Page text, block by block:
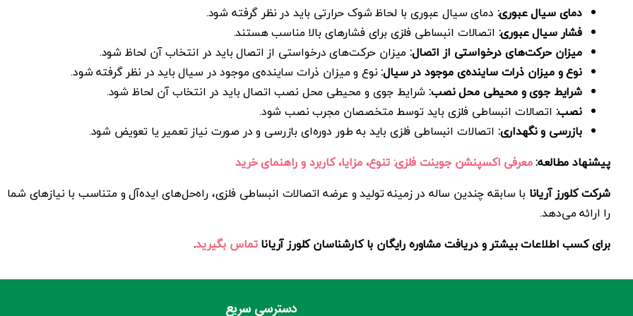
دمای سیال عبوری: دمای سیال عبوری با لحاظ شوک حرارتی باید در نظر گرفته شود.
فشار سیال عبوری: اتصالات انبساطی فلزی برای فشارهای بالا مناسب هستند.
میزان حرکت‌های درخواستی از اتصال:میزان حرکت‌های درخواستی از اتصال باید در انتخاب آن لحاظ شود.
نوع و میزان ذرات ساینده‌ی موجود در سیال:نوع و میزان ذرات ساینده‌ی موجود در سیال باید در نظر گرفته شود.
شرایط جوی و محیطی محل نصب:شرایط جوی و محیطی محل نصب اتصال باید در انتخاب آن لحاظ شود.
نصب: اتصالات انبساطی فلزی باید توسط متخصصان مجرب نصب شود.
بازرسی و نگهداری: اتصالات انبساطی فلزی باید به طور دوره‌ای بازرسی و در صورت نیاز تعمیر یا تعویض شود.
پیشنهاد مطالعه:معرفی اکسپنشن جوینت فلزی: تنوع، مزایا، کاربرد و راهنمای خرید
شرکت کلورز آریانا با سابقه چندین ساله در زمینه تولید و عرضه اتصالات انبساطی فلزی، راه‌حل‌های ایده‌آل و متناسب با نیازهای شما
را ارائه می‌دهد.
برای کسب اطلاعات بیشتر و دریافت مشاوره رایگان با کارشناسان کلورز آریاناتماس بگیرید.
دسترسی سریع